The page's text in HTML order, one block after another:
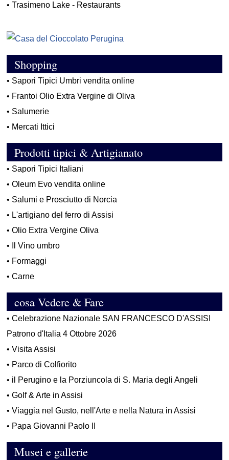
•Trasimeno Lake - Restaurants
Shopping
• Sapori Tipici Umbri vendita online
• Frantoi Olio Extra Vergine di Oliva
• Salumerie
• Mercati Ittici
Prodotti tipici & Artigianato
• Sapori Tipici Italiani
•Oleum Evo vendita online
• Salumi e Prosciutto di Norcia
• L'artigiano del ferro di Assisi
•Olio Extra Vergine Oliva
•
Il Vino umbro
• Formaggi
•Carne
cosa Vedere & Fare
•Celebrazione Nazionale SAN FRANCESCO D'ASSISI
Patrono d'Italia 4 Ottobre 2026
•Visita Assisi
• Parco di Colfiorito
• il Perugino e la Porziuncola di S. Maria degli Angeli
•Golf & Arte in Assisi
•Viaggia nel Gusto, nell'Arte e nella Natura in Assisi
• Papa Giovanni Paolo II
Musei e gallerie